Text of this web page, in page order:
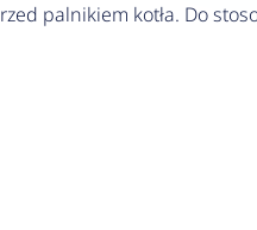
palnikiem kotła. Do